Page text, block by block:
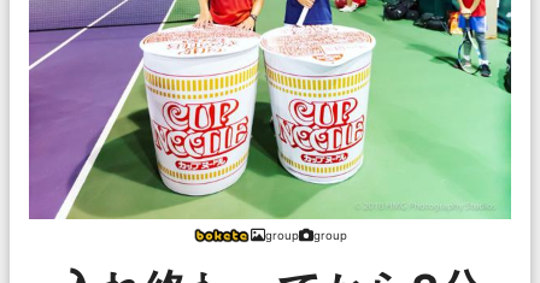
group group